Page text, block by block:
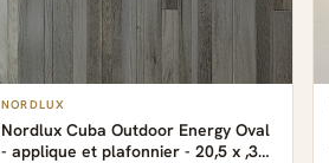
NORDLUX
Nordlux Cuba Outdoor Energy Oval
- applique et plafonnier - 20,5 x ,3